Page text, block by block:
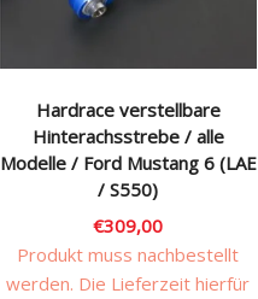
Hardrace verstellbare
Hinterachsstrebe / alle
Modelle / Ford Mustang 6 (LAE
/ S550)
€309,00
Produkt muss nachbestellt
werden. Die Lieferzeit hierfür